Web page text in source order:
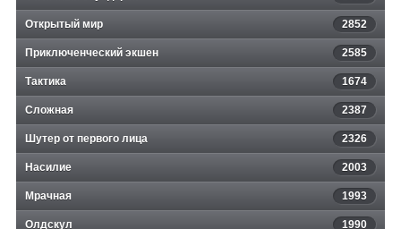
Открытый мир 2852
Приключенческий экшен 2585
Тактика 1674
Сложная 2387
Шутер от первого лица 2326
Насилие 2003
Мрачная 1993
Олдскул 1990